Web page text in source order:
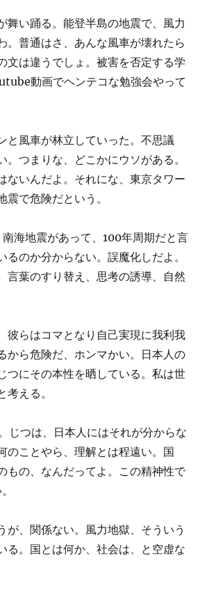
舞い踊る。能登半島の地震で、風力
。普通はさ、あんな風車が壊れたら
文は違うでしょ。被害を否定する学
動画でヘンテコな勉強会やって
と風車が林立していった。不思議
つまりな、どこかにウソがある。
ないんだよ。それにな、東京タワー
で危険だという。
海地震があって、100年周期だと言
のか分からない。誤魔化しだよ。
言葉のすり替え、思考の誘導、自然
彼らはコマとなり自己実現に我利我
から危険だ、ホンマかい。日本人の
つにその本性を晒している。私は世
える。
じつは、日本人にはそれが分からな
のことやら、理解とは程遠い。国
もの、なんだってよ。この精神性で
、関係ない。風力地獄、そういう
る。国とは何か、社会は、と空虚な